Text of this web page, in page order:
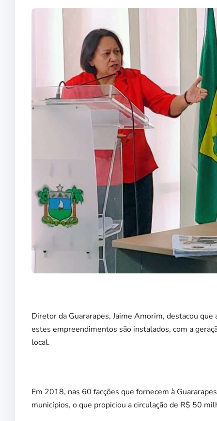
Diretor da Guararapes, Jaime Amorim, destacou
estes empreendimentos são instalados, com a
local.
Em 2018, nas 60 facções que fornecem à
municípios, o que propiciou a circulação de R$ 50